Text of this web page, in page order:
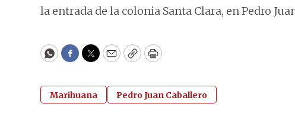
la entrada de la colonia Santa Clara, en Pedro
WhatsApp
Facebook
Twitter
EmailCopyPrint
Marihuana Pedro Juan Caballero